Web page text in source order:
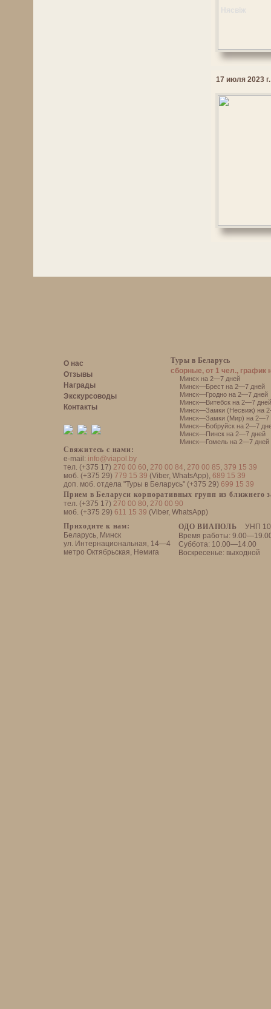
17 июля 2023 г.
О нас
Отзывы
Награды
Экскурсоводы
Контакты
Свяжитесь с нами:
e-mail: info@viapol.by
тел. (+375 17) 270 00 60, 270 00 84, 270 00 85, 379 15 39
моб. (+375 29) 779 15 39 (Viber, WhatsApp), 689 15 39
доп. моб. отдела "Туры в Беларусь" (+375 29) 699 15 39
Прием в Беларуси корпоративных групп из ближнего
тел. (+375 17) 270 00 80, 270 00 90
моб. (+375 29) 611 15 39 (Viber, WhatsApp)
ОДО ВИАПОЛЬ
УНП
Время работы:
Суббота: 10.00—14.00
Воскресенье: выходной
Приходите к нам:
Беларусь, Минск
ул. Интернациональная, 14—4
метро Октябрьская, Немига
Туры в Беларусь
сборные, от 1 чел., график
Минск на 2—7 дней
Минск—Брест на 2—7 дней
Минск—Гродно на 2—7 дней
Минск—Витебск на 2—7 дней
Минск—Замки (Несвиж) на
Минск—Замки (Мир) на 2—7
Минск—Бобруйск на 2—7
Минск—Пинск на 2—7 дней
Минск—Гомель на 2—7 дней